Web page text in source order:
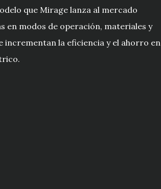
que Mirage lanza al mercado
en modos de operación, materiales y
incrementan la eficiencia y el ahorro en